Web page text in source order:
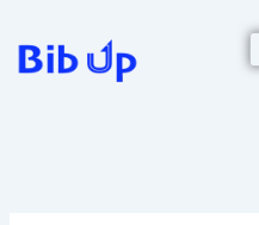
contenido